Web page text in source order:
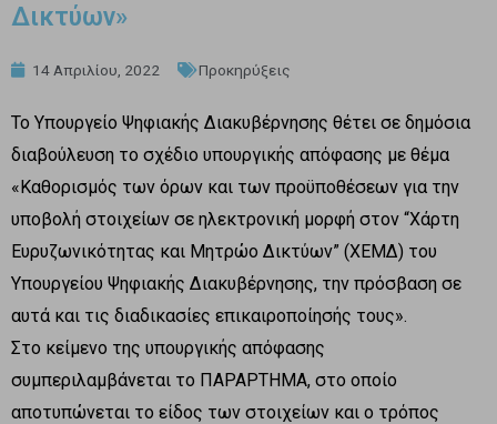
Δικτύων»
14 Απριλίου, 2022 Προκηρύξεις
Το Υπουργείο Ψηφιακής Διακυβέρνησης θέτει σε δημόσια
διαβούλευση το σχέδιο υπουργικής απόφασης με θέμα
«Καθορισμός των όρων και των προϋποθέσεων για την
υποβολή στοιχείων σε ηλεκτρονική μορφή στον “Χάρτη
Ευρυζωνικότητας και Μητρώο Δικτύων” (ΧΕΜΔ) του
Υπουργείου Ψηφιακής Διακυβέρνησης, την πρόσβαση σε
αυτά και τις διαδικασίες επικαιροποίησής τους».
Στο κείμενο της υπουργικής απόφασης
συμπεριλαμβάνεται το ΠΑΡΑΡΤΗΜΑ, στο οποίο
αποτυπώνεται το είδος των στοιχείων και ο τρόπος